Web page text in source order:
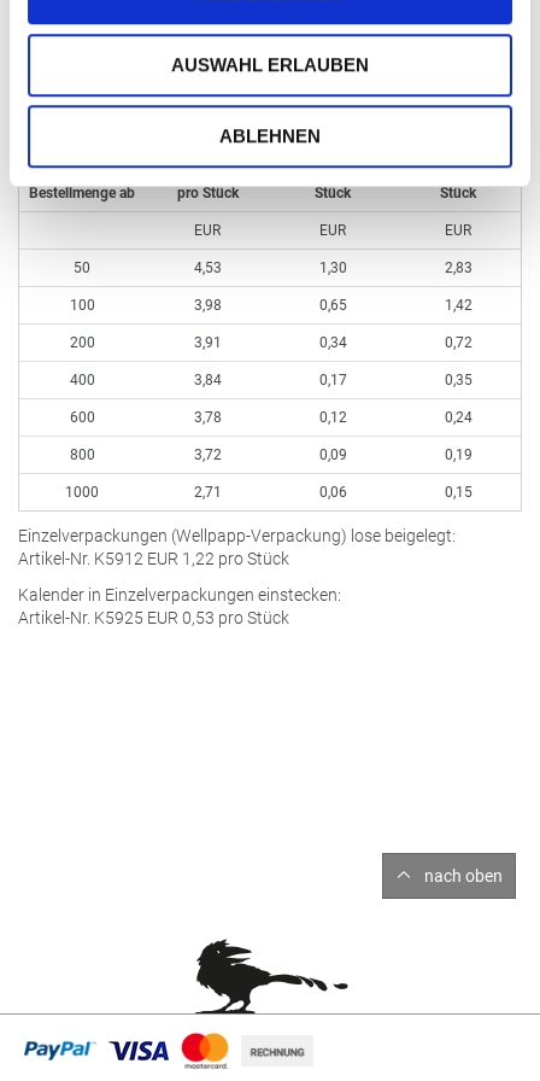
AUSWAHL ERLAUBEN
ABLEHNEN
Übernahme neu gelieferte, Datei 1:1, pro Datei
Satzkosten, pauschalEUR15,00
Bearbeitung / Retusche nach Aufwand
Kleinmengen bis 49 StückEUR5,21 (kein Aufdruck möglich)
Bestellmenge ab
50
100
200
400
600
800
1000
ohne Aufdruck
pro Stück
EUR
4,53
3,98
3,91
3,84
3,78
3,72
2,71
zzgl. Aufdruck
Schwarz pro
Stück
EUR
1,30
0,65
0,34
0,17
0,12
0,09
0,06
4c-Euroskala pro
Stück
EUR
2,83
1,42
0,72
0,35
0,24
0,19
0,15
Einzelverpackungen (Wellpapp-Verpackung) lose beigelegt:
Artikel-Nr. K5912 EUR 1,22 pro Stück
Kalender in Einzelverpackungen einstecken:
Artikel-Nr. K5925 EUR 0,53 pro Stück
nach oben